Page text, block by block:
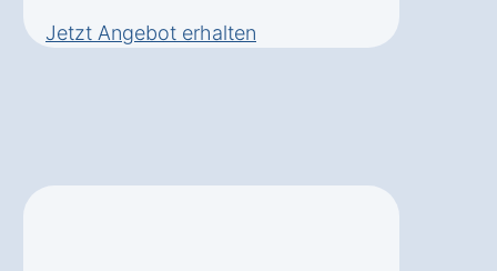
Jetzt Angebot erhalten